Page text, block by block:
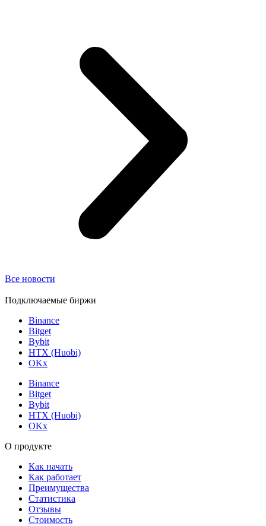
Все новости
Подключаемые биржи
Binance
Bitget
Bybit
HTX (Huobi)
OKx
Binance
Bitget
Bybit
HTX (Huobi)
OKx
О продукте
Как начать
Как работает
Преимущества
Статистика
Отзывы
Стоимость